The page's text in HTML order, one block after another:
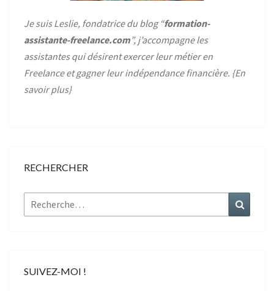
Je suis Leslie, fondatrice du blog “formation-
assistante-freelance.com”, j’accompagne les
assistantes qui désirent exercer leur métier en
Freelance et gagner leur indépendance financière. {En
savoir plus}
RECHERCHER
Rechercher :
SUIVEZ-MOI !